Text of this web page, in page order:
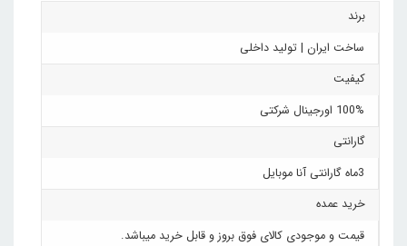
برند
ساخت ایران | تولید داخلی
کیفیت
100% اورجینال شرکتی
گارانتی
3ماه گارانتی آنا موبایل
خرید عمده
قیمت و موجودی کالای فوق بروز و قابل خرید میباشد.